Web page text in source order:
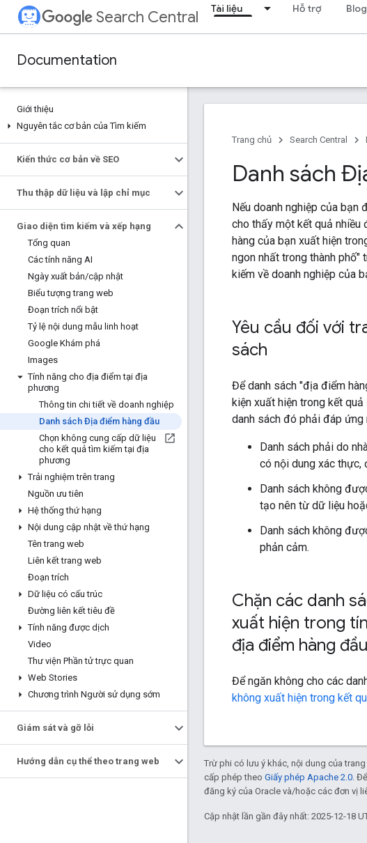
Search Central Tài liệu Hỗ trợ Blog
Documentation
Giới thiệu
Nguyên tắc cơ bản của Tìm kiếm
Kiến thức cơ bản về SEO
Thu thập dữ liệu và lập chỉ mục
Giao diện tìm kiếm và xếp hạng
Tổng quan
Các tính năng AI
Ngày xuất bản/cập nhật
Biểu tượng trang web
Đoạn trích nổi bật
Tỷ lệ nội dung mẫu linh hoạt
Google Khám phá
Images
Tính năng cho địa điểm tại địa
phương
Thông tin chi tiết về doanh nghiệp
Danh sách Địa điểm hàng đầu
Chọn không cung cấp dữ liệu
cho kết quả tìm kiếm tại địa
phương
Trải nghiệm trên trang
Nguồn ưu tiên
Hệ thống thứ hạng
Nội dung cập nhật về thứ hạng
Tên trang web
Liên kết trang web
Đoạn trích
Dữ liệu có cấu trúc
Đường liên kết tiêu đề
Tính năng được dịch
Video
Thư viện Phần tử trực quan
Web Stories
Chương trình Người sử dụng sớm
Giám sát và gỡ lỗi
Hướng dẫn cụ thể theo trang web
Trang chủ Search Central
Danh sách
Nếu doanh nghiệp của bạn
cho thấy một kết quả nhiều
hàng của bạn xuất hiện
ngon nhất trong thành phố"
kiếm về doanh nghiệp của
Yêu cầu đối với
sách
Để danh sách "địa điểm
kiện xuất hiện trong kết
danh sách đó phải đáp ứng
Danh sách phải do
có nội dung xác
Danh sách không
tạo nên từ dữ liệu
Danh sách không
phản cảm.
Chặn các danh
xuất hiện trong
địa điểm hàng đầu
Để ngăn không cho các
không xuất hiện trong kết
Trừ phi có lưu ý khác, nội dung của
cấp phép theo Giấy phép Apache 2.0 .
đăng ký của Oracle và/hoặc các đơn vị
Cập nhật lần gần đây nhất: 2025-12-18